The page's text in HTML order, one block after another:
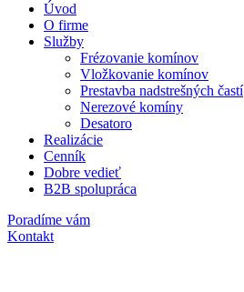
Úvod
O firme
Služby
Frézovanie komínov
Vložkovanie komínov
Prestavba nadstrešných častí
Nerezové komíny
Desatoro
Realizácie
Cenník
Dobre vedieť
B2B spolupráca
Poradíme vám
Kontakt